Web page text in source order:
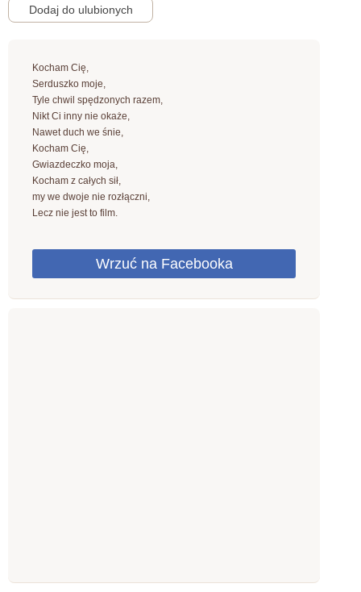
Kocham Cię,
Serduszko moje,
Tyle chwil spędzonych razem,
Nikt Ci inny nie okaże,
Nawet duch we śnie,
Kocham Cię,
Gwiazdeczko moja,
Kocham z całych sił,
my we dwoje nie rozłączni,
Lecz nie jest to film.